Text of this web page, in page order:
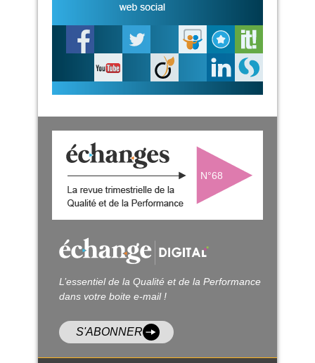
N°68
L’essentiel de la Qualité et de la Performance
dans votre boite e-mail !
S'ABONNER